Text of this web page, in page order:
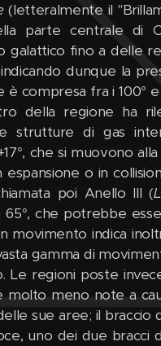
(letteralmente il
parte centrale di
galattico fino a delle
dunque la
compresa fra i 100° e
della regione ha
strutture di gas
che si muovono
o in
poi Anello III (
65°, che potrebbe
movimento indica
gamma di
Le regioni poste
molto meno note a
sue aree; il braccio
uno dei due bracci